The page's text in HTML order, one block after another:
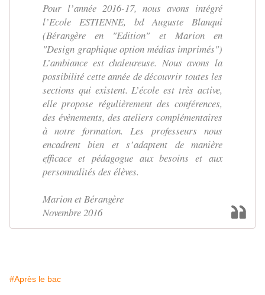
Pour l’année 2016-17, nous avons intégré
l’Ecole ESTIENNE, bd Auguste Blanqui
(Bérangère en "Edition" et Marion en
"Design graphique option médias imprimés")
L’ambiance est chaleureuse. Nous avons la
possibilité cette année de découvrir toutes les
sections qui existent. L’école est très active,
elle propose régulièrement des conférences,
des évènements, des ateliers complémentaires
à notre formation. Les professeurs nous
encadrent bien et s’adaptent de manière
efficace et pédagogue aux besoins et aux
personnalités des élèves.
Marion et Bérangère
Novembre 2016
#Après le bac